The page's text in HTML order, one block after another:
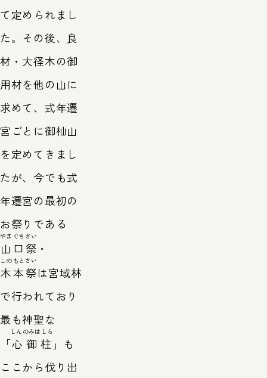
て定められまし
た。その後、良
材・大径木の御
用材を他の山に
求めて、式年遷
宮ごとに御杣山
を定めてきまし
たが、今でも式
年遷宮の最初の
お祭りである
山口祭
やまぐちさい
・
木本祭
このもとさい
は宮域林
で行われており
最も神聖な
「心御柱
しんのみはしら
」も
ここから伐り出